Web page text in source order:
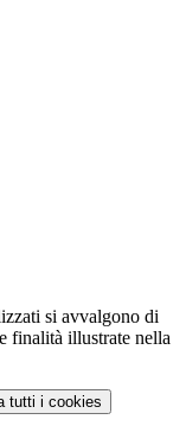
si avvalgono di
finalità illustrate nella
tutti i cookies